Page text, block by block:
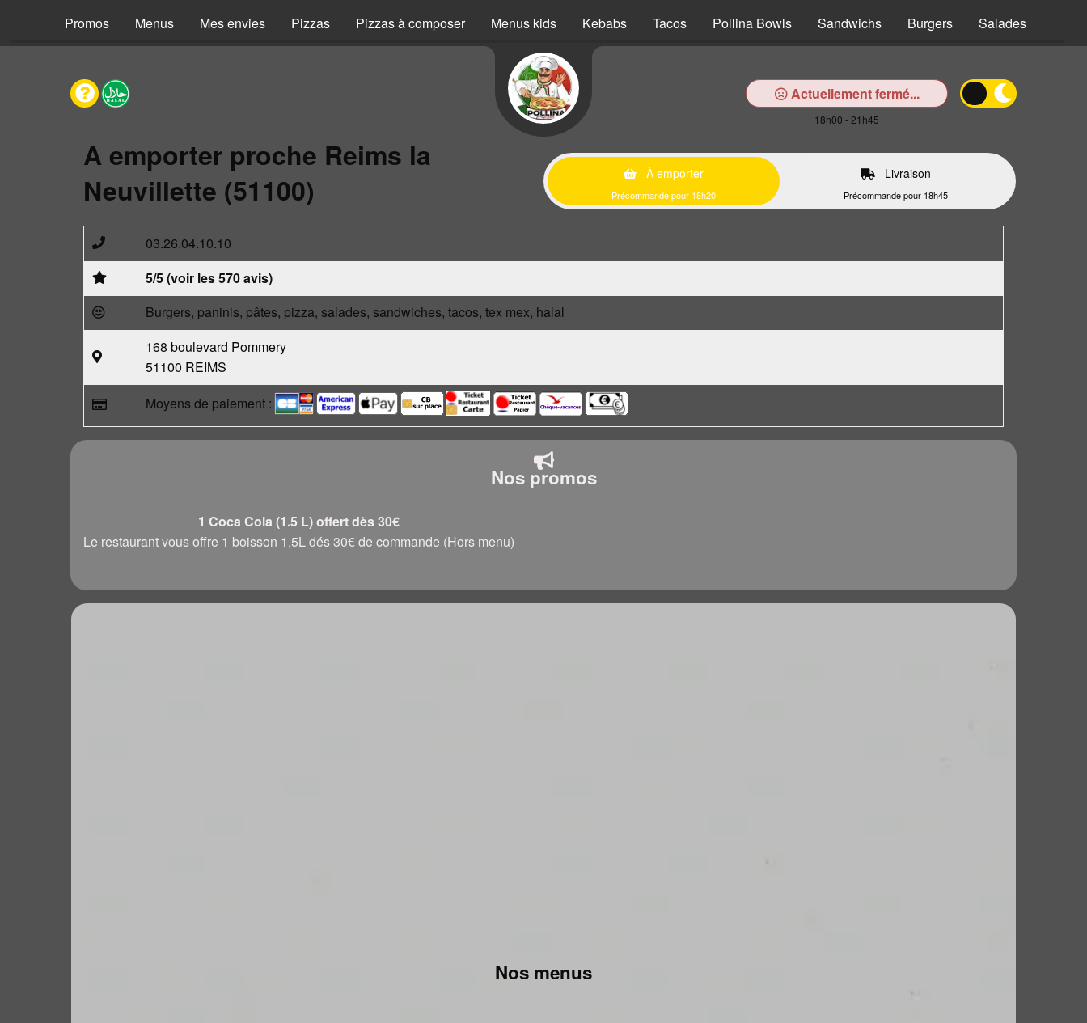
Promos Menus Mes envies Pizzas Pizzas à composer Menus kids Kebabs Tacos Pollina Bowls Sandwichs Burgers Salades
Actuellement fermé...
18h00 - 21h45
A emporter proche Reims la
Neuvillette (51100)
À emporter
Précommande pour 18h20
Livraison
Précommande pour 18h45
03.26.04.10.10
5/5 (voir les 570 avis)
Burgers, paninis, pâtes, pizza, salades, sandwiches, tacos, tex mex, halal
168 boulevard Pommery
51100 REIMS
Moyens de paiement :
Nos promos
1 Coca Cola (1.5 L) offert dès 30€
Le restaurant vous offre 1 boisson 1,5L dés 30€ de commande (Hors menu)
Nos menus